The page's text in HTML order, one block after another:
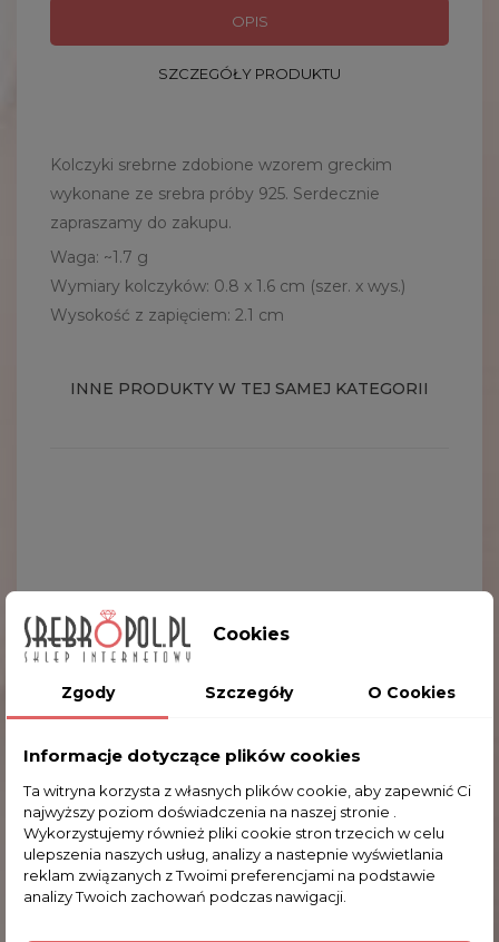
OPIS
SZCZEGÓŁY PRODUKTU
Kolczyki srebrne zdobione wzorem greckim
wykonane ze srebra próby 925. Serdecznie
zapraszamy do zakupu.
Waga: ~1.7 g
Wymiary kolczyków: 0.8 x 1.6 cm (szer. x wys.)
Wysokość z zapięciem: 2.1 cm
INNE PRODUKTY W TEJ SAMEJ KATEGORII
Cookies
Zgody Szczegóły O Cookies
Informacje dotyczące plików cookies
Ta witryna korzysta z własnych plików cookie, aby zapewnić Ci
najwyższy poziom doświadczenia na naszej stronie .
Wykorzystujemy również pliki cookie stron trzecich w celu
ulepszenia naszych usług, analizy a nastepnie wyświetlania
reklam związanych z Twoimi preferencjami na podstawie
analizy Twoich zachowań podczas nawigacji.